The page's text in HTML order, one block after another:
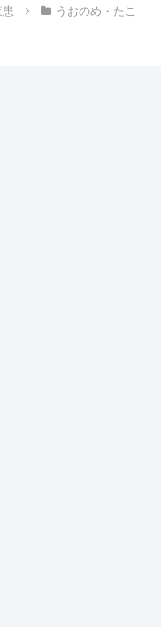
患 うおのめ・たこ